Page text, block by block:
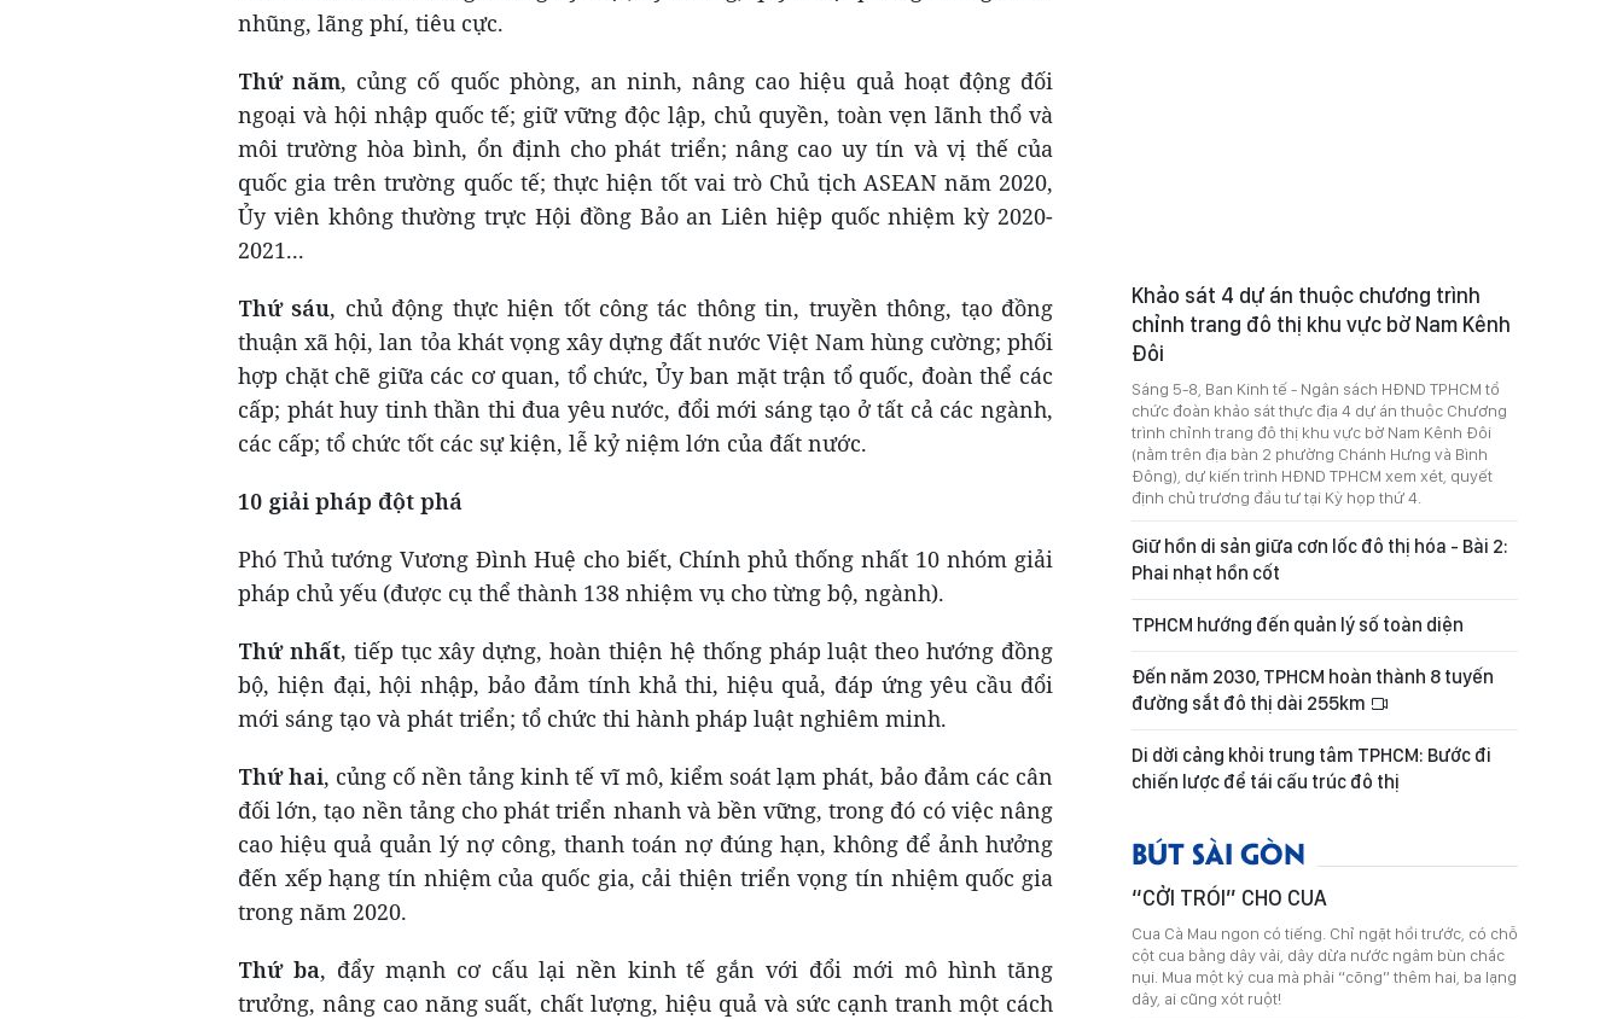
nhũng, lãng phí, tiêu cực.
Thứ năm, củng cố quốc phòng, an ninh, nâng cao hiệu quả hoạt động đối
ngoại và hội nhập quốc tế; giữ vững độc lập, chủ quyền, toàn vẹn lãnh thổ và
môi trường hòa bình, ổn định cho phát triển; nâng cao uy tín và vị thế của
quốc gia trên trường quốc tế; thực hiện tốt vai trò Chủ tịch ASEAN năm 2020,
Ủy viên không thường trực Hội đồng Bảo an Liên hiệp quốc nhiệm kỳ 2020-
2021...
Thứ sáu, chủ động thực hiện tốt công tác thông tin, truyền thông, tạo đồng
thuận xã hội, lan tỏa khát vọng xây dựng đất nước Việt Nam hùng cường; phối
hợp chặt chẽ giữa các cơ quan, tổ chức, Ủy ban mặt trận tổ quốc, đoàn thể các
cấp; phát huy tinh thần thi đua yêu nước, đổi mới sáng tạo ở tất cả các ngành,
các cấp; tổ chức tốt các sự kiện, lễ kỷ niệm lớn của đất nước.
10 giải pháp đột phá
Phó Thủ tướng Vương Đình Huệ cho biết, Chính phủ thống nhất 10 nhóm giải
pháp chủ yếu (được cụ thể thành 138 nhiệm vụ cho từng bộ, ngành).
Thứ nhất, tiếp tục xây dựng, hoàn thiện hệ thống pháp luật theo hướng đồng
bộ, hiện đại, hội nhập, bảo đảm tính khả thi, hiệu quả, đáp ứng yêu cầu đổi
mới sáng tạo và phát triển; tổ chức thi hành pháp luật nghiêm minh.
Thứ hai, củng cố nền tảng kinh tế vĩ mô, kiểm soát lạm phát, bảo đảm các cân
đối lớn, tạo nền tảng cho phát triển nhanh và bền vững, trong đó có việc nâng
cao hiệu quả quản lý nợ công, thanh toán nợ đúng hạn, không để ảnh hưởng
đến xếp hạng tín nhiệm của quốc gia, cải thiện triển vọng tín nhiệm quốc gia
trong năm 2020.
Thứ ba, đẩy mạnh cơ cấu lại nền kinh tế gắn với đổi mới mô hình tăng
trưởng, nâng cao năng suất, chất lượng, hiệu quả và sức cạnh tranh một cách
Khảo sát 4 dự án thuộc chương trình
chỉnh trang đô thị khu vực bờ Nam Kênh
Đôi
Sáng 5-8, Ban Kinh tế - Ngân sách HĐND TPHCM tổ
chức đoàn khảo sát thực địa 4 dự án thuộc Chương
trình chỉnh trang đô thị khu vực bờ Nam Kênh Đôi
(nằm trên địa bàn 2 phường Chánh Hưng và Bình
Đông), dự kiến trình HĐND TPHCM xem xét, quyết
định chủ trương đầu tư tại Kỳ họp thứ 4.
Giữ hồn di sản giữa cơn lốc đô thị hóa - Bài 2:
Phai nhạt hồn cốt
TPHCM hướng đến quản lý số toàn diện
Đến năm 2030, TPHCM hoàn thành 8 tuyến
đường sắt đô thị dài 255km
Di dời cảng khỏi trung tâm TPHCM: Bước đi
chiến lược để tái cấu trúc đô thị
BÚT SÀI GÒN
“CỞI TRÓI” CHO CUA
Cua Cà Mau ngon có tiếng. Chỉ ngặt hồi trước, có chỗ
cột cua bằng dây vải, dây dừa nước ngâm bùn chắc
nụi. Mua một ký cua mà phải “cõng” thêm hai, ba lạng
dây, ai cũng xót ruột!